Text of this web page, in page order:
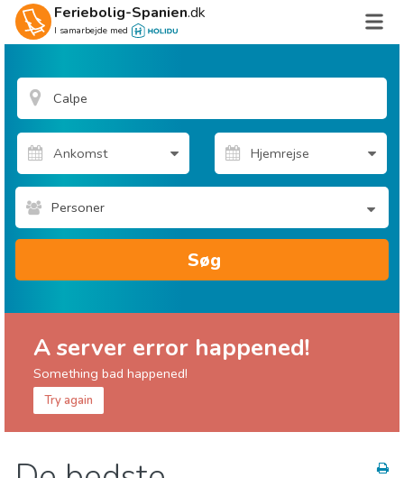
Feriebolig-Spanien.dk
I samarbejde med
Personer
Søg
A server error happened!
Something bad happened!
Try again